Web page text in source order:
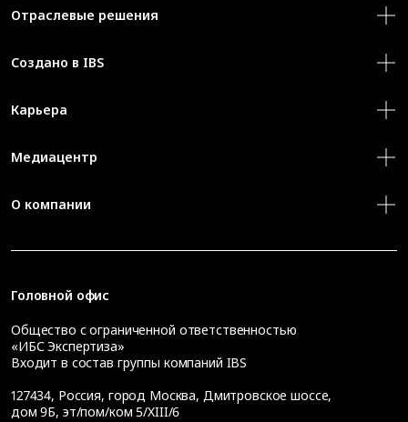
Отраслевые решения
Создано в IBS
Карьера
Медиацентр
О компании
Головной офис
Общество с ограниченной ответственностью
«ИБС Экспертиза»
Входит в состав группы компаний IBS
127434, Россия, город Москва, Дмитровское шоссе,
дом 9Б, эт/пом/ком 5/XIII/6